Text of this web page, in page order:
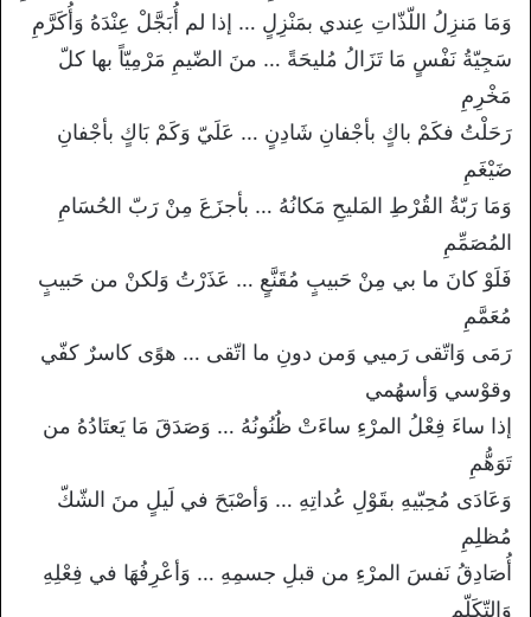
وَمَا مَنزِلُ اللّذّاتِ عِندي بمَنْزِلٍ … إذا لم أُبَجَّلْ عِنْدَهُ وَأُكَرَّمِ
سَجِيّةُ نَفْسٍ مَا تَزَالُ مُليحَةً … منَ الضّيمِ مَرْمِيّاً بها كلّ
مَخْرِمِ
رَحَلْتُ فكَمْ باكٍ بأجْفانِ شَادِنٍ … عَلَيّ وَكَمْ بَاكٍ بأجْفانِ
ضَيْغَمِ
وَمَا رَبّةُ القُرْطِ المَليحِ مَكانُهُ … بأجزَعَ مِنْ رَبّ الحُسَامِ
المُصَمِّمِ
فَلَوْ كانَ ما بي مِنْ حَبيبٍ مُقَنَّعٍ … عَذَرْتُ وَلكنْ من حَبيبٍ
مُعَمَّمِ
رَمَى وَاتّقى رَميي وَمن دونِ ما اتّقى … هوًى كاسرٌ كفّي
وقوْسي وَأسهُمي
إذا ساءَ فِعْلُ المرْءِ ساءَتْ ظُنُونُهُ … وَصَدَقَ مَا يَعتَادُهُ من
تَوَهُّمِ
وَعَادَى مُحِبّيهِ بقَوْلِ عُداتِهِ … وَأصْبَحَ في لَيلٍ منَ الشّكّ
مُظلِمِ
أُصَادِقُ نَفسَ المرْءِ من قبلِ جسمِهِ … وَأعْرِفُهَا في فِعْلِهِ
وَالتّكَلّمِ